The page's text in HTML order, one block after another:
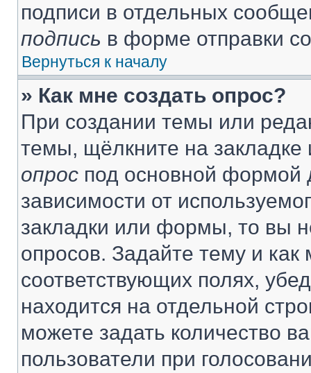
подписи в отдельных
подпись в форме отправки
Вернуться к началу
» Как мне создать опрос?
При создании темы или
темы, щёлкните на
опрос под основной формой
зависимости от
закладки или формы, то вы
опросов. Задайте тему и
соответствующих полях,
находится на отдельной
можете задать количество
пользователи при